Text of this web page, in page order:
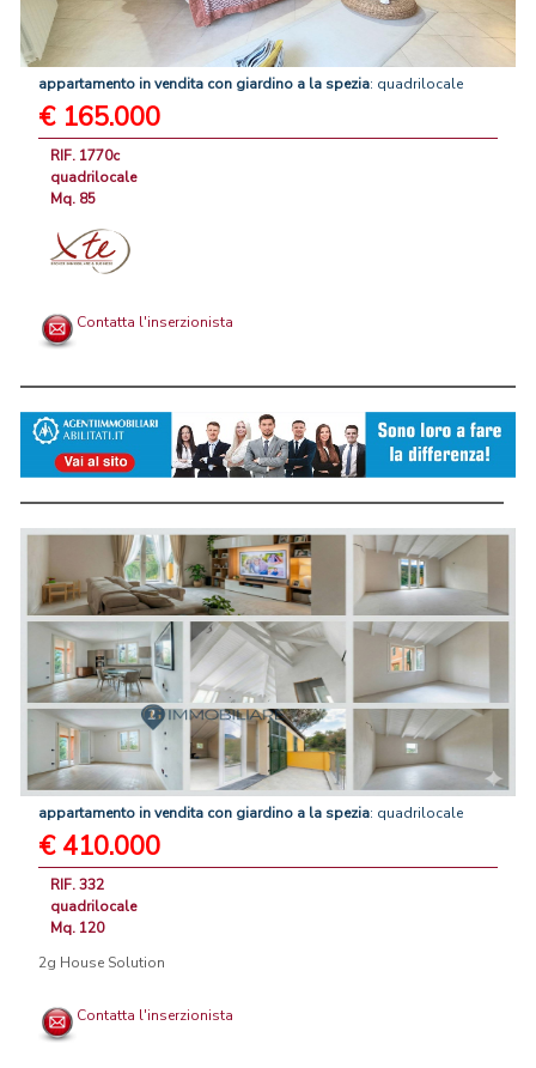
appartamento invendita con giardino a la spezia: quadrilocale
€ 165.000
RIF. 1770c
quadrilocale
Mq. 85
Contatta l'inserzionista
appartamento invendita con giardino a la spezia: quadrilocale
€ 410.000
RIF. 332
quadrilocale
Mq. 120
2g House Solution
Contatta l'inserzionista